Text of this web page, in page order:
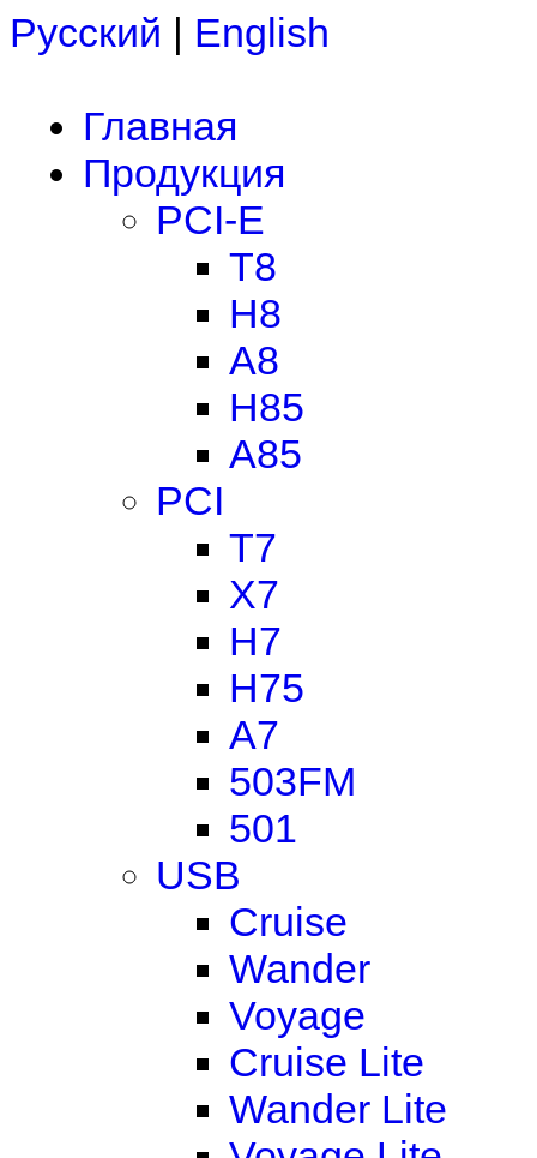
Русский | English
Главная
Продукция
PCI-E
T8
H8
A8
H85
A85
PCI
T7
X7
H7
H75
A7
503FM
501
USB
Cruise
Wander
Voyage
Cruise Lite
Wander Lite